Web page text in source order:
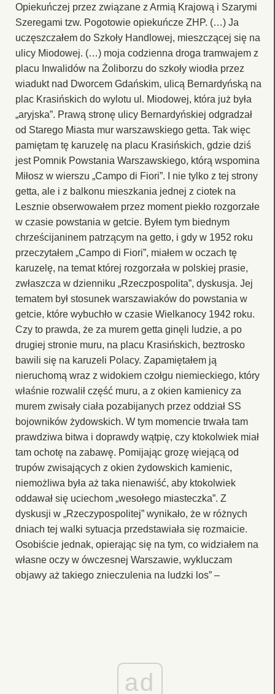
Opiekuńczej przez związane z Armią Krajową i Szarymi
Szeregami tzw. Pogotowie opiekuńcze ZHP. (…) Ja
uczęszczałem do Szkoły Handlowej, mieszczącej się na
ulicy Miodowej. (…) moja codzienna droga tramwajem z
placu Inwalidów na Żoliborzu do szkoły wiodła przez
wiadukt nad Dworcem Gdańskim, ulicą Bernardyńską na
plac Krasińskich do wylotu ul. Miodowej, która już była
„aryjska”. Prawą stronę ulicy Bernardyńskiej odgradzał
od Starego Miasta mur warszawskiego getta. Tak więc
pamiętam tę karuzelę na placu Krasińskich, gdzie dziś
jest Pomnik Powstania Warszawskiego, którą wspomina
Miłosz w wierszu „Campo di Fiori”. I nie tylko z tej strony
getta, ale i z balkonu mieszkania jednej z ciotek na
Lesznie obserwowałem przez moment piekło rozgorzałe
w czasie powstania w getcie. Byłem tym biednym
chrześcijaninem patrzącym na getto, i gdy w 1952 roku
przeczytałem „Campo di Fiori”, miałem w oczach tę
karuzelę, na temat której rozgorzała w polskiej prasie,
zwłaszcza w dzienniku „Rzeczpospolita”, dyskusja. Jej
tematem był stosunek warszawiaków do powstania w
getcie, które wybuchło w czasie Wielkanocy 1942 roku.
Czy to prawda, że za murem getta ginęli ludzie, a po
drugiej stronie muru, na placu Krasińskich, beztrosko
bawili się na karuzeli Polacy. Zapamiętałem ją
nieruchomą wraz z widokiem czołgu niemieckiego, który
właśnie rozwalił część muru, a z okien kamienicy za
murem zwisały ciała pozabijanych przez oddział SS
bojowników żydowskich. W tym momencie trwała tam
prawdziwa bitwa i doprawdy wątpię, czy ktokolwiek miał
tam ochotę na zabawę. Pomijając grozę wiejącą od
trupów zwisających z okien żydowskich kamienic,
niemożliwa była aż taka nienawiść, aby ktokolwiek
oddawał się uciechom „wesołego miasteczka”. Z
dyskusji w „Rzeczypospolitej” wynikało, że w różnych
dniach tej walki sytuacja przedstawiała się rozmaicie.
Osobiście jednak, opierając się na tym, co widziałem na
własne oczy w ówczesnej Warszawie, wykluczam
objawy aż takiego znieczulenia na ludzki los” –
ad